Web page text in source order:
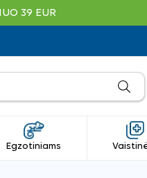
39 EUR
Egzotiniams